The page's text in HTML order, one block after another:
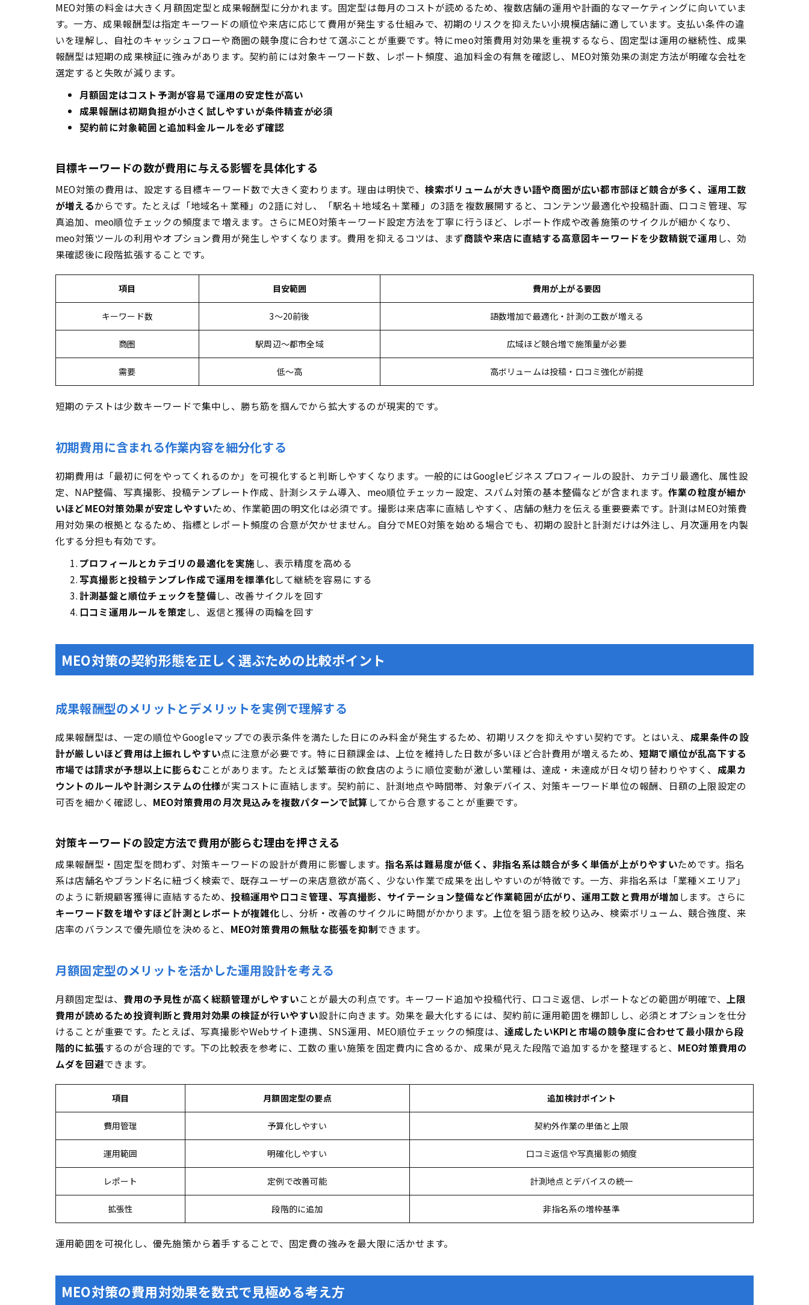
順位計測システムとレポート作成の料金を把握する
MEO対策会社を選ぶ基準と粗悪な手法の見抜き方
事例と運用体制を見て自社と相性を判断する
MEO対策の料金相場を具体数字で把握する早見
MEO対策の見積例と比較方法で失敗を防ぐ
成果報酬と固定費はどちらが良いですか？
コンサルと代行の費用はどう違いますか？
自分で行う場合のコストとやり方は？
MEO対策の料金は大きく月額固定型と成果報酬型に分かれます。固定型は毎月のコストが読めるため、複数店舗の運用や計画的なマーケティングに向いていま
す。一方、成果報酬型は指定キーワードの順位や来店に応じて費用が発生する仕組みで、初期のリスクを抑えたい小規模店舗に適しています。支払い条件の違
いを理解し、自社のキャッシュフローや商圏の競争度に合わせて選ぶことが重要です。特にmeo対策費用対効果を重視するなら、固定型は運用の継続性、成果
報酬型は短期の成果検証に強みがあります。契約前には対象キーワード数、レポート頻度、追加料金の有無を確認し、MEO対策効果の測定方法が明確な会社を
選定すると失敗が減ります。
月額固定はコスト予測が容易で運用の安定性が高い
成果報酬は初期負担が小さく試しやすいが条件精査が必須
契約前に対象範囲と追加料金ルールを必ず確認
目標キーワードの数が費用に与える影響を具体化する
MEO対策の費用は、設定する目標キーワード数で大きく変わります。理由は明快で、 検索ボリュームが大きい語や商圏が広い都市部ほど競合が多く、運用工数
が増えるからです。たとえば「地域名＋業種」の2語に対し、「駅名＋地域名＋業種」の3語を複数展開すると、コンテンツ最適化や投稿計画、口コミ管理、写
真追加、meo順位チェックの頻度まで増えます。さらにMEO対策キーワード設定方法を丁寧に行うほど、レポート作成や改善施策のサイクルが細かくなり、
meo対策ツールの利用やオプション費用が発生しやすくなります。費用を抑えるコツは、まず商談や来店に直結する高意図キーワードを少数精鋭で運用 し、効
果確認後に段階拡張することです。
項目 目安範囲 費用が上がる要因
キーワード数 3〜20前後 語数増加で最適化・計測の工数が増える
商圏 駅周辺〜都市全域 広域ほど競合増で施策量が必要
需要 低〜高 高ボリュームは投稿・口コミ強化が前提
短期のテストは少数キーワードで集中し、勝ち筋を掴んでから拡大するのが現実的です。
初期費用に含まれる作業内容を細分化する
初期費用は「最初に何をやってくれるのか」を可視化すると判断しやすくなります。一般的にはGoogleビジネスプロフィールの設計、カテゴリ最適化、属性設
定、NAP整備、写真撮影、投稿テンプレート作成、計測システム導入、meo順位チェッカー設定、スパム対策の基本整備などが含まれます。作業の粒度が細か
いほどMEO対策効果が安定しやすいため、作業範囲の明文化は必須です。撮影は来店率に直結しやすく、店舗の魅力を伝える重要要素です。計測はMEO対策費
用対効果の根拠となるため、指標とレポート頻度の合意が欠かせません。自分でMEO対策を始める場合でも、初期の設計と計測だけは外注し、月次運用を内製
化する分担も有効です。
プロフィールとカテゴリの最適化を実施 し、表示精度を高める
写真撮影と投稿テンプレ作成で運用を標準化して継続を容易にする
計測基盤と順位チェックを整備し、改善サイクルを回す
口コミ運用ルールを策定 し、返信と獲得の両輪を回す
MEO対策の契約形態を正しく選ぶための比較ポイント
成果報酬型のメリットとデメリットを実例で理解する
成果報酬型は、一定の順位やGoogleマップでの表示条件を満たした日にのみ料金が発生するため、初期リスクを抑えやすい契約です。とはいえ、 成果条件の設
計が厳しいほど費用は上振れしやすい点に注意が必要です。特に日額課金は、上位を維持した日数が多いほど合計費用が増えるため、短期で順位が乱高下する
市場では請求が予想以上に膨らむことがあります。たとえば繁華街の飲食店のように順位変動が激しい業種は、達成・未達成が日々切り替わりやすく、 成果カ
ウントのルールや計測システムの仕様が実コストに直結します。契約前に、計測地点や時間帯、対象デバイス、対策キーワード単位の報酬、日額の上限設定の
可否を細かく確認し、 MEO対策費用の月次見込みを複数パターンで試算 してから合意することが重要です。
対策キーワードの設定方法で費用が膨らむ理由を押さえる
成果報酬型・固定型を問わず、対策キーワードの設計が費用に影響します。 指名系は難易度が低く、非指名系は競合が多く単価が上がりやすいためです。指名
系は店舗名やブランド名に紐づく検索で、既存ユーザーの来店意欲が高く、少ない作業で成果を出しやすいのが特徴です。一方、非指名系は「業種×エリア」
のように新規顧客獲得に直結するため、 投稿運用や口コミ管理、写真撮影、サイテーション整備など作業範囲が広がり、運用工数と費用が増加 します。さらに
キーワード数を増やすほど計測とレポートが複雑化し、分析・改善のサイクルに時間がかかります。上位を狙う語を絞り込み、検索ボリューム、競合強度、来
店率のバランスで優先順位を決めると、 MEO対策費用の無駄な膨張を抑制できます。
月額固定型のメリットを活かした運用設計を考える
月額固定型は、 費用の予見性が高く総額管理がしやすいことが最大の利点です。キーワード追加や投稿代行、口コミ返信、レポートなどの範囲が明確で、
上限
費用が読めるため投資判断と費用対効果の検証が行いやすい設計に向きます。効果を最大化するには、契約前に運用範囲を棚卸しし、必須とオプションを仕分
けることが重要です。たとえば、写真撮影やWebサイト連携、SNS運用、MEO順位チェックの頻度は、 達成したいKPIと市場の競争度に合わせて最小限から段
階的に拡張するのが合理的です。下の比較表を参考に、工数の重い施策を固定費内に含めるか、成果が見えた段階で追加するかを整理すると、 MEO対策費用の
ムダを回避できます。
項目 月額固定型の要点 追加検討ポイント
費用管理 予算化しやすい 契約外作業の単価と上限
運用範囲 明確化しやすい 口コミ返信や写真撮影の頻度
レポート 定例で改善可能 計測地点とデバイスの統一
拡張性 段階的に追加 非指名系の増枠基準
運用範囲を可視化し、優先施策から着手することで、固定費の強みを最大限に活かせます。
MEO対策の費用対効果を数式で見極める考え方